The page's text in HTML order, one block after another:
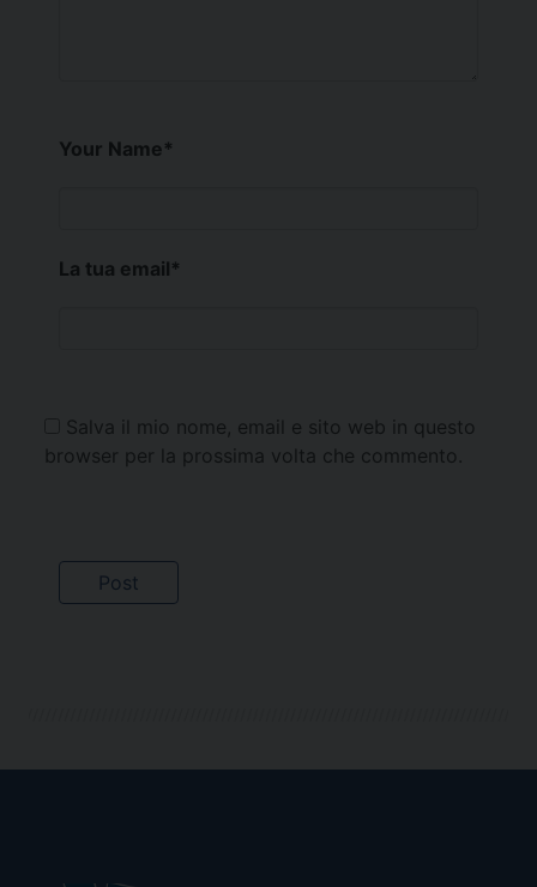
Your Name*
La tua email*
Salva il mio nome, email e sito web in questo
browser per la prossima volta che commento.